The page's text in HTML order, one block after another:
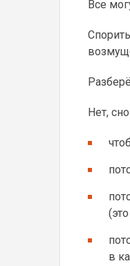
Все
Нет,
в